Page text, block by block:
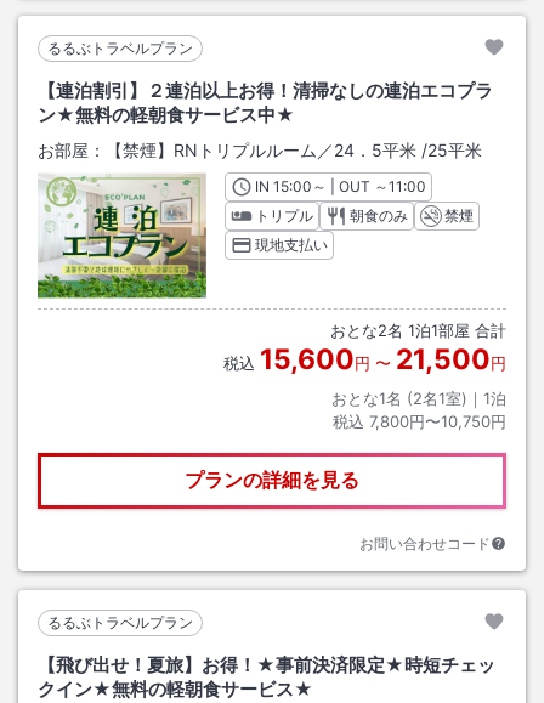
るるぶトラベルプラン
【連泊割引】２連泊以上お得！清掃なしの連泊エコプラ
ン★無料の軽朝食サービス中★
お部屋： 【禁煙】RNトリプルルーム／24．5平米 /25平米
INチェックイン
15:00 ～ | OUT チェックアウト
～11:00
トリプル
朝食のみ
禁煙
現地支払い
おとな2名 1泊1部屋 合計
税込 15,600円 〜 21,500円
おとな1名 (2名1室)｜ 1泊
税込 7,800円〜10,750円
プランの詳細を見る
お問い合わせコード
るるぶトラベルプラン
【飛び出せ！夏旅】お得！★事前決済限定★時短チェッ
クイン★無料の軽朝食サービス★